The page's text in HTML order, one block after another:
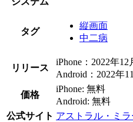
タグ
縦画面
中二病
リリース
iPhone：2022年12
Android：2022年
価格
iPhone: 無料
Android: 無料
公式サイト アストラル・ミ